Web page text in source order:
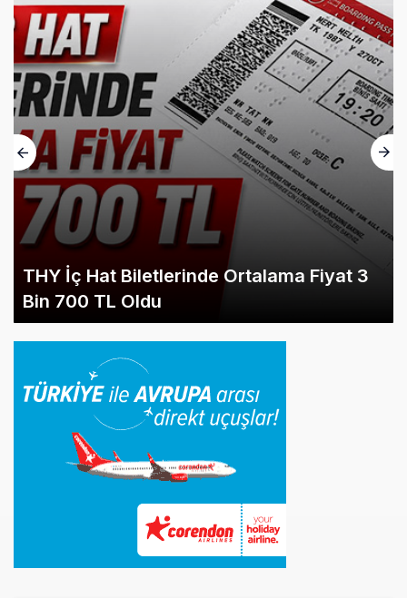
THY İç Hat Biletlerinde Ortalama Fiyat 3
Bin 700 TL Oldu